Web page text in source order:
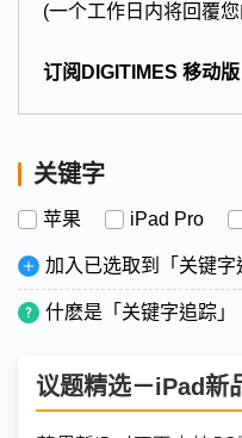
(一个工作日内将回覆
订阅DIGITIMES 移动版
关键字
苹果 iPad Pro
加入已选取到「关键字
什麽是「关键字追踪」
议题精选－iPad新